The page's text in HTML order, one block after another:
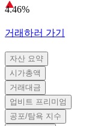
4.46%
거래하러 가기
자산 요약
시가총액
거래대금
업비트 프리미엄
공포/탐욕 지수